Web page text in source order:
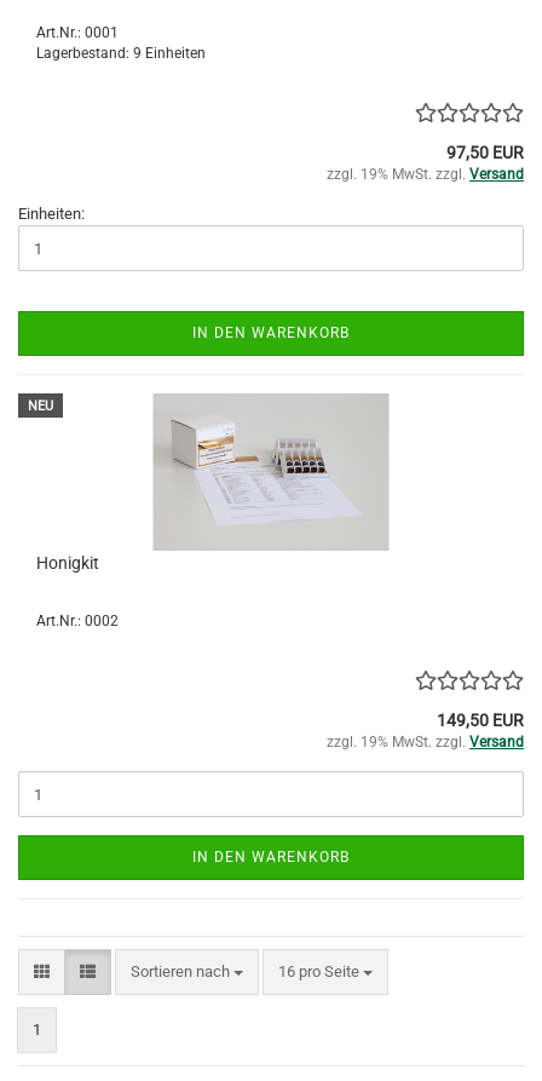
Art.Nr.: 0001
Lagerbestand: 9 Einheiten
97,50 EUR
zzgl. 19% MwSt. zzgl. Versand
Einheiten:
IN DEN WARENKORB
NEU
Honigkit
Art.Nr.: 0002
149,50 EUR
zzgl. 19% MwSt. zzgl. Versand
IN DEN WARENKORB
Sortieren nach
Sortieren nach 16 pro Seite
pro Seite
1